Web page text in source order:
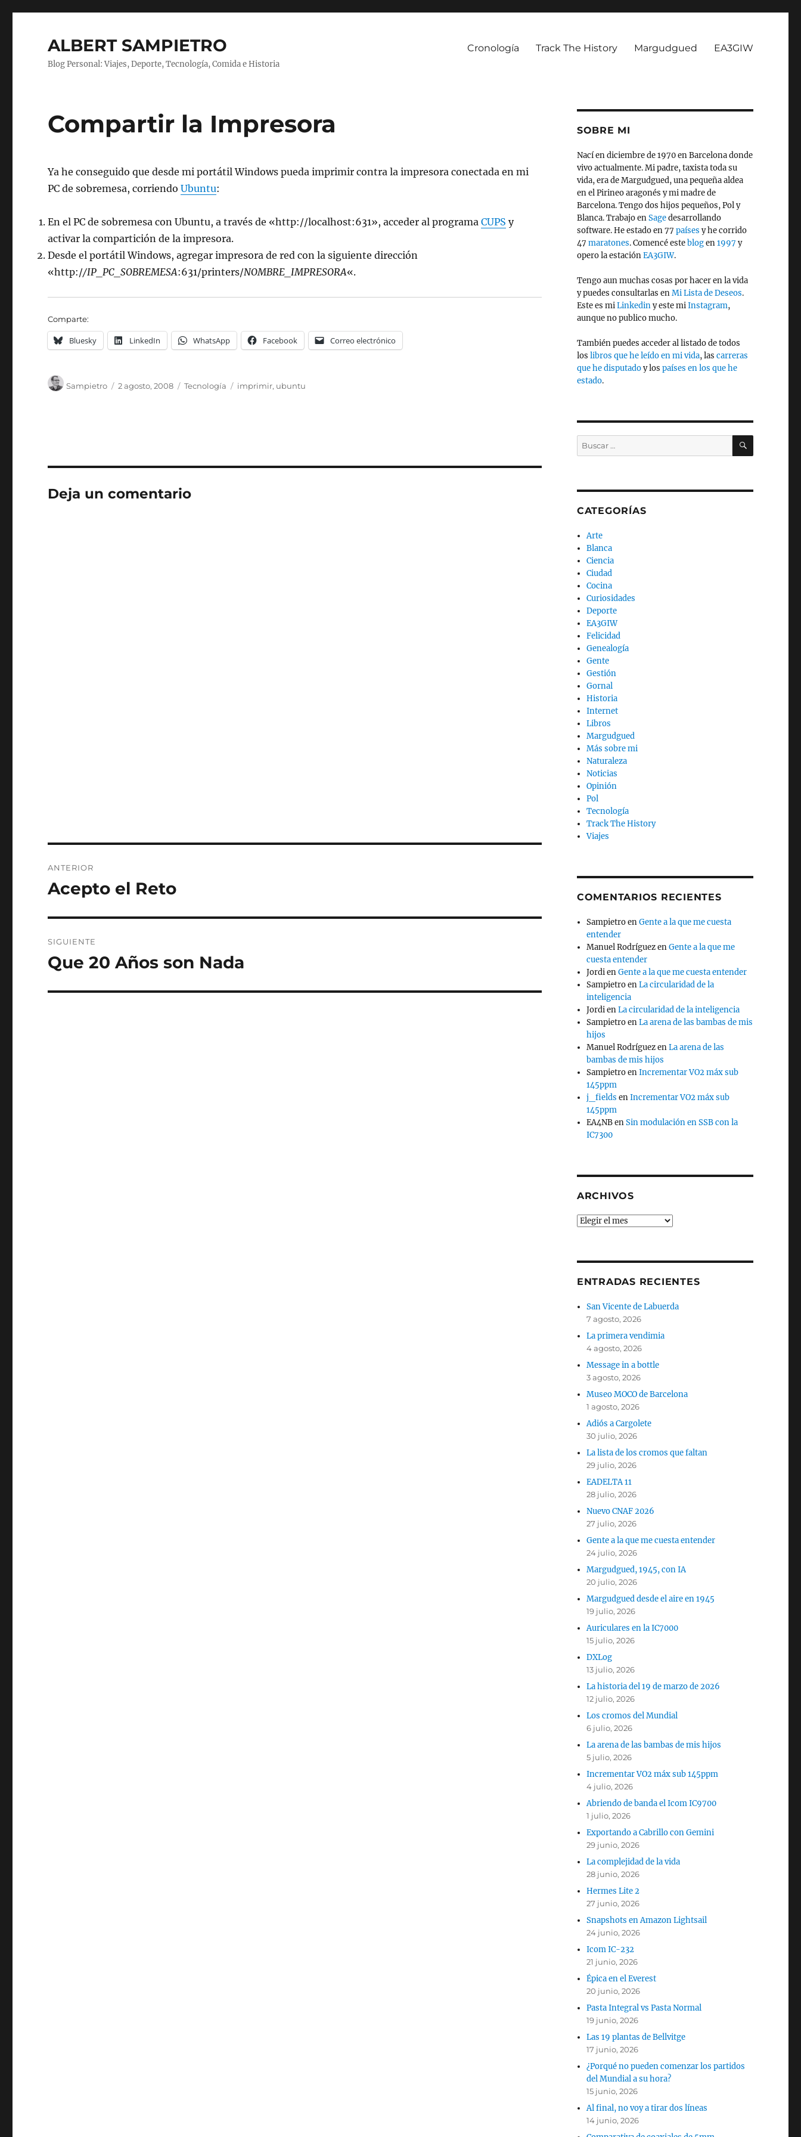
ALBERT SAMPIETRO
Blog Personal: Viajes, Deporte, Tecnología, Comida e Historia
Cronología Track The History Margudgued EA3GIW
Compartir la Impresora
Ya he conseguido que desde mi portátil Windows pueda imprimir contra la impresora conectada en mi
PC de sobremesa, corriendoUbuntu:
En el PC de sobremesa con Ubuntu, a través de «http://localhost:631», acceder al programaCUPS y
activar la compartición de la impresora.
Desde el portátil Windows, agregar impresora de red con la siguiente dirección
«http://IP_PC_SOBREMESA:631/printers/NOMBRE_IMPRESORA«.
Comparte:
Bluesky LinkedIn WhatsApp Facebook Correo electrónico
Sampietro 2 agosto, 2008 Tecnología imprimir, ubuntu
Deja un comentario
de
ANTERIOR
Entrada
Acepto el Reto
SIGUIENTE
Entrada
Que 20 Años son Nada
SOBRE MI
Nací en diciembre de 1970 en Barcelona donde
vivo actualmente. Mi padre, taxista toda su
vida, era de Margudgued, una pequeña aldea
en el Pirineo aragonés y mi madre de
Barcelona. Tengo dos hijos pequeños, Pol y
Blanca. Trabajo enSagedesarrollando
software. He estado en 77 países y he corrido
47 maratones. Comencé esteblogen1997 y
opero la estaciónEA3GIW.
Tengo aun muchas cosas por hacer en la vida
y puedes consultarlas enMi Lista de Deseos.
Este es miLinkediny este miInstagram,
aunque no publico mucho.
También puedes acceder al listado de todos
los libros que he leído en mi vida, las carreras
que he disputadoy los países en los que he
estado.
Buscar
por:
BUSCAR
CATEGORÍAS
Arte
Blanca
Ciencia
Ciudad
Cocina
Curiosidades
Deporte
EA3GIW
Felicidad
Genealogía
Gente
Gestión
Gornal
Historia
Internet
Libros
Margudgued
Más sobre mi
Naturaleza
Noticias
Opinión
Pol
Tecnología
Track The History
Viajes
COMENTARIOS RECIENTES
SampietroenGente a la que me cuesta
entender
Manuel RodríguezenGente a la que me
cuesta entender
JordienGente a la que me cuesta entender
SampietroenLa circularidad de la
inteligencia
JordienLa circularidad de la inteligencia
SampietroenLa arena de las bambas de mis
hijos
Manuel RodríguezenLa arena de las
bambas de mis hijos
SampietroenIncrementar VO2 máx sub
145ppm
j_fields enIncrementar VO2 máx sub
145ppm
EA4NBenSin modulación en SSB con la
IC7300
ARCHIVOS
Archivos
ENTRADAS RECIENTES
San Vicente de Labuerda
7 agosto, 2026
La primera vendimia
4 agosto, 2026
Message in a bottle
3 agosto, 2026
Museo MOCO de Barcelona
1 agosto, 2026
Adiós a Cargolete
30 julio, 2026
La lista de los cromos que faltan
29 julio, 2026
EADELTA 11
28 julio, 2026
Nuevo CNAF 2026
27 julio, 2026
Gente a la que me cuesta entender
24 julio, 2026
Margudgued, 1945, con IA
20 julio, 2026
Margudgued desde el aire en 1945
19 julio, 2026
Auriculares en la IC7000
15 julio, 2026
DXLog
13 julio, 2026
La historia del 19 de marzo de 2026
12 julio, 2026
Los cromos del Mundial
6 julio, 2026
La arena de las bambas de mis hijos
5 julio, 2026
Incrementar VO2 máx sub 145ppm
4 julio, 2026
Abriendo de banda el Icom IC9700
1 julio, 2026
Exportando a Cabrillo con Gemini
29 junio, 2026
La complejidad de la vida
28 junio, 2026
Hermes Lite 2
27 junio, 2026
Snapshots en Amazon Lightsail
24 junio, 2026
Icom IC-232
21 junio, 2026
Épica en el Everest
20 junio, 2026
Pasta Integral vs Pasta Normal
19 junio, 2026
Las 19 plantas de Bellvitge
17 junio, 2026
¿Porqué no pueden comenzar los partidos
del Mundial a su hora?
15 junio, 2026
Al final, no voy a tirar dos líneas
14 junio, 2026